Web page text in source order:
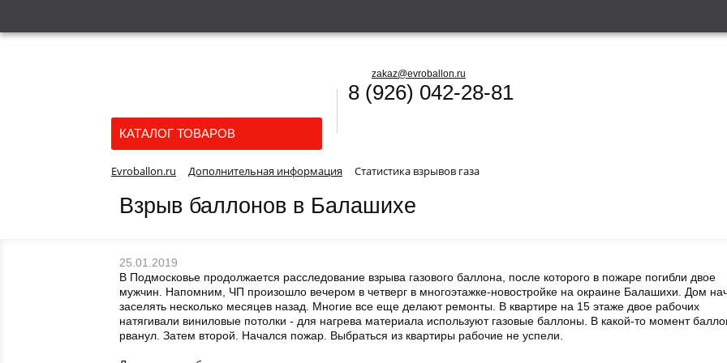
zakaz@evroballon.ru
8 (926) 042-28-81
КАТАЛОГ ТОВАРОВ
Evroballon.ru Дополнительная информация Статистика взрывов газа
Взрыв баллонов в Балашихе
25.01.2019
В Подмосковье продолжается расследование взрыва газового баллона, после которого в пожаре погибли двое
мужчин. Напомним, ЧП произошло вечером в четверг в многоэтажке-новостройке на окраине Балашихи. Дом
заселять несколько месяцев назад. Многие все еще делают ремонты. В квартире на 15 этаже двое рабочих
натягивали виниловые потолки - для нагрева материала используют газовые баллоны. В какой-то момент
рванул. Затем второй. Начался пожар. Выбраться из квартиры рабочие не успели.